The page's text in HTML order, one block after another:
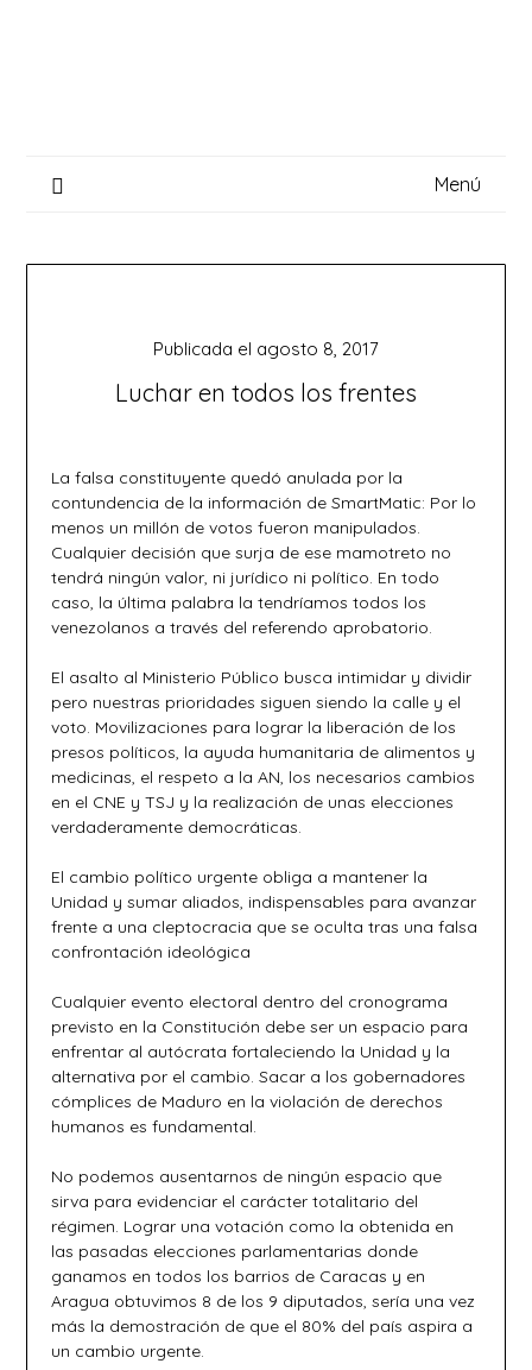
Menú
Luchar en todos los frentes
Publicada el agosto 8, 2017
La falsa constituyente quedó anulada por la
contundencia de la información de SmartMatic: Por lo
menos un millón de votos fueron manipulados.
Cualquier decisión que surja de ese mamotreto no
tendrá ningún valor, ni jurídico ni político. En todo
caso, la última palabra la tendríamos todos los
venezolanos a través del referendo aprobatorio.
El asalto al Ministerio Público busca intimidar y dividir
pero nuestras prioridades siguen siendo la calle y el
voto. Movilizaciones para lograr la liberación de los
presos políticos, la ayuda humanitaria de alimentos y
medicinas, el respeto a la AN, los necesarios cambios
en el CNE y TSJ y la realización de unas elecciones
verdaderamente democráticas.
El cambio político urgente obliga a mantener la
Unidad y sumar aliados, indispensables para avanzar
frente a una cleptocracia que se oculta tras una falsa
confrontación ideológica
Cualquier evento electoral dentro del cronograma
previsto en la Constitución debe ser un espacio para
enfrentar al autócrata fortaleciendo la Unidad y la
alternativa por el cambio. Sacar a los gobernadores
cómplices de Maduro en la violación de derechos
humanos es fundamental.
No podemos ausentarnos de ningún espacio que
sirva para evidenciar el carácter totalitario del
régimen. Lograr una votación como la obtenida en
las pasadas elecciones parlamentarias donde
ganamos en todos los barrios de Caracas y en
Aragua obtuvimos 8 de los 9 diputados, sería una vez
más la demostración de que el 80% del país aspira a
un cambio urgente.